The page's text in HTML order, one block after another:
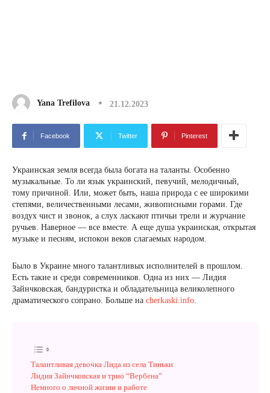
Yana Trefilova 21.12.2023
Facebook Twitter Pinterest
Украинская земля всегда была богата на таланты. Особенно
музыкальные. То ли язык украинский, певучий, мелодичный,
тому причиной. Или, может быть, наша природа с ее широкими
степями, величественными лесами, живописными горами. Где
воздух чист и звонок, а слух ласкают птичьи трели и журчание
ручьев. Наверное — все вместе. А еще душа украинская, открытая
музыке и песням, испокон веков слагаемых народом.
Было в Украине много талантливых исполнителей в прошлом.
Есть такие и среди современников. Одна из них — Лидия
Зайнчковская, бандуристка и обладательница великолепного
драматического сопрано. Больше на cherkaski.info.
Талантливая девочка Лида из села Тиньки
Лидия Зайнчковская и трио “Вербена”
Немного о личной жизни и работе